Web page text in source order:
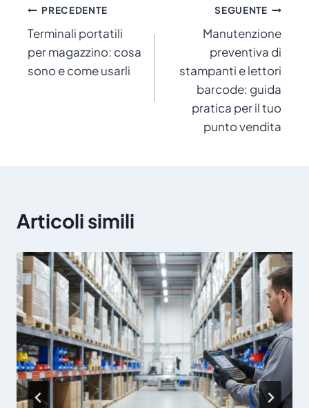
Navigazione
articoli
PRECEDENTE
Terminali portatili
per magazzino: cosa
sono e come usarli
SEGUENTE
Manutenzione
preventiva di
stampanti e lettori
barcode: guida
pratica per il tuo
punto vendita
Articoli simili